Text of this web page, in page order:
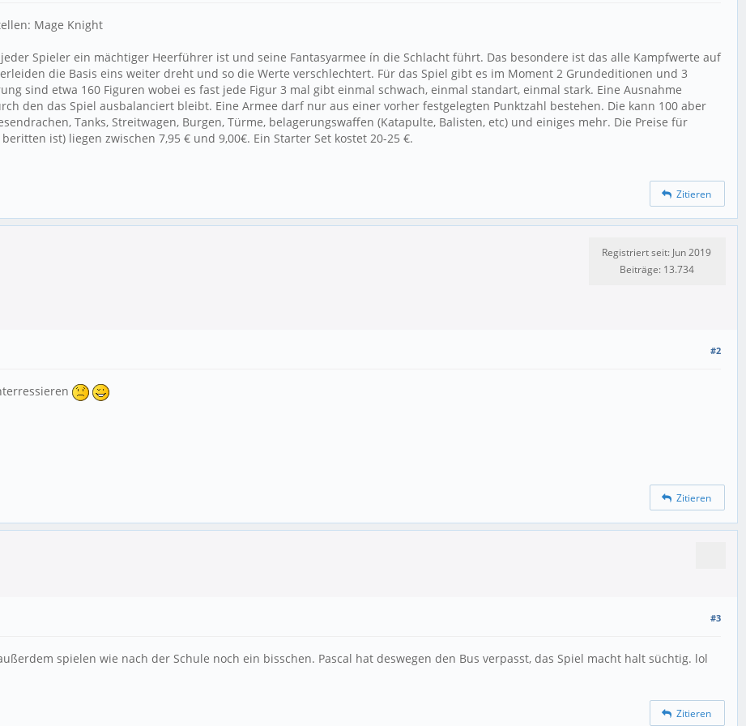
Mage Knight
Spieler ein mächtiger Heerführer ist und seine Fantasyarmee ín die Schlacht führt. Das besondere ist das alle Kampfwerte auf
die Basis eins weiter dreht und so die Werte verschlechtert. Für das Spiel gibt es im Moment 2 Grundeditionen und 3
sind etwa 160 Figuren wobei es fast jede Figur 3 mal gibt einmal schwach, einmal standart, einmal stark. Eine Ausnahme
den das Spiel ausbalanciert bleibt. Eine Armee darf nur aus einer vorher festgelegten Punktzahl bestehen. Die kann 100 aber
Tanks, Streitwagen, Burgen, Türme, belagerungswaffen (Katapulte, Balisten, etc) und einiges mehr. Die Preise für
ist) liegen zwischen 7,95 € und 9,00€. Ein Starter Set kostet 20-25 €.
Zitieren
Registriert seit: Jun 2019
Beiträge: 13.734
#2
Zitieren
#3
spielen wie nach der Schule noch ein bisschen. Pascal hat deswegen den Bus verpasst, das Spiel macht halt süchtig. lol
Zitieren